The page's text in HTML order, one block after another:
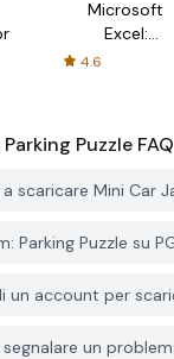
Microsoft
Excel:
Spreadsheets
4.6
Puzzle FAQ
scaricare Mini Car
Parking Puzzle su
account per
un